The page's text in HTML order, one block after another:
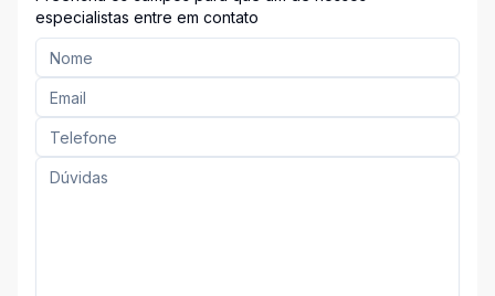
especialistas entre em contato